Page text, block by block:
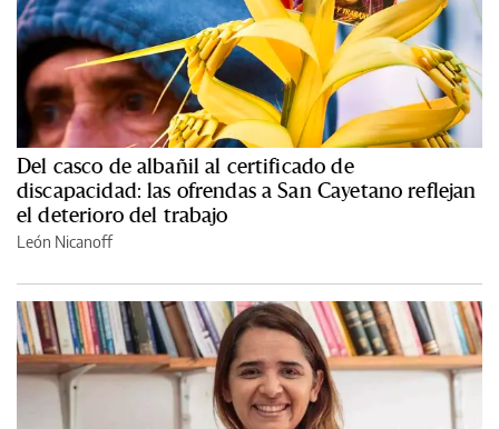
Del casco de albañil al certificado de
discapacidad: las ofrendas a San Cayetano reflejan
el deterioro del trabajo
León Nicanoff